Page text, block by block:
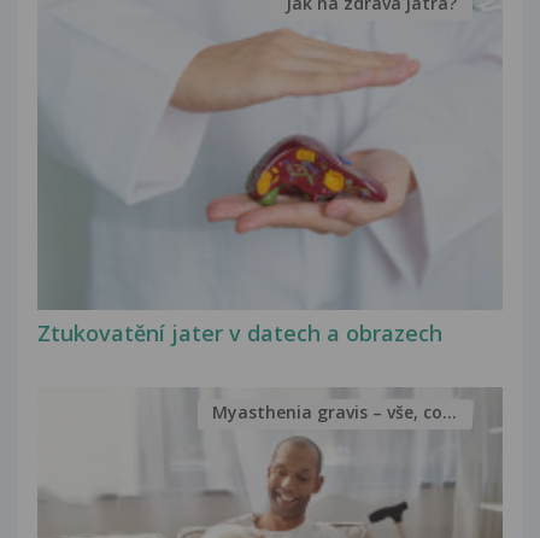
Ztukovatění jater v datech a obrazech
Myasthenia gravis – vše, co...